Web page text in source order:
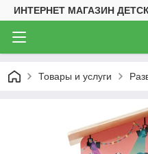
ИНТЕРНЕТ МАГАЗИН
Товары и услуги